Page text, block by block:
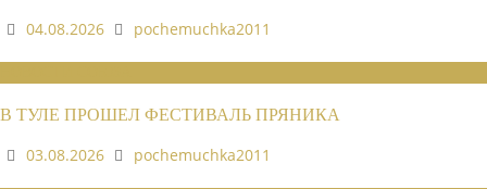
04.08.2026
pochemuchka2011
В ТУЛЕ ПРОШЕЛ ФЕСТИВАЛЬ ПРЯНИКА
03.08.2026
pochemuchka2011